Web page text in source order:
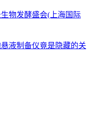
物发酵盛会(上海国际
液制备仪竟是隐藏的关